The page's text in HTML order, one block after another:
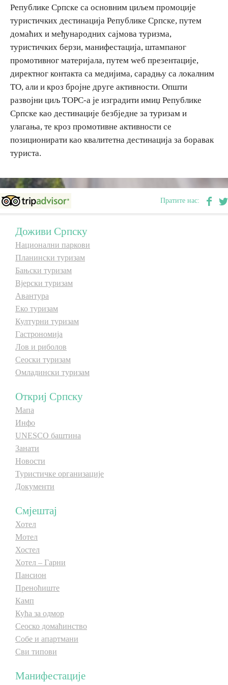
Вјерски туризам
Авантура
Еко туризам
Културни туризам
Гастрономија
Сеоски туризам
Омладински туризам
Дестинације
Списак дестинација
Мапа дестинација
Манифестације
Смјештај
Фото
Видео
E-Brochure
Републике Српске са основним циљем промоције
туристичких дестинација Републике Српске, путем
домаћих и међународних сајмова туризма,
туристичких берзи, манифестација, штампаног
промотивног материјала, путем wеб презентације,
директног контакта са медијима, сарадњу са локалним
ТО, али и кроз бројне друге активности. Општи
развојни циљ ТОРС-а је изградити имиџ Републике
Српске као дестинације безбједне за туризам и
улагања, те кроз промотивне активности се
позиционирати као квалитетна дестинација за боравак
туриста.
Пратите нас:
Доживи Српску
Национални паркови
Планински туризам
Бањски туризам
Вјерски туризам
Авантура
Еко туризам
Културни туризам
Гастрономија
Лов и риболов
Сеоски туризам
Омладински туризам
Откриј Српску
Мапа
Инфо
UNESCO баштина
Занати
Новости
Туристичке организације
Документи
Смјештај
Хотел
Мотел
Хостел
Хотел – Гарни
Пансион
Преноћиште
Камп
Кућа за одмор
Сеоско домаћинство
Собе и апартмани
Сви типови
Манифестације